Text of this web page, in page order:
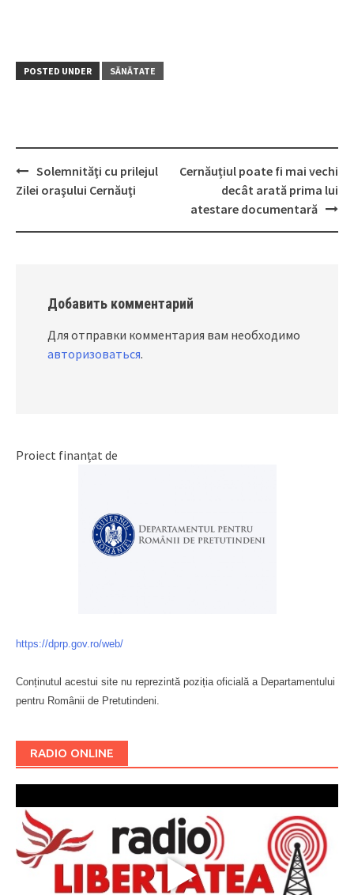
POSTED UNDER SĂNĂTATE
Post
Solemnităţi cu prilejul
Zilei oraşului Cernăuţi
Cernăuțiul poate fi mai vechi
decât arată prima lui
atestare documentară
Добавить комментарий
Для отправки комментария вам необходимо
авторизоваться.
Proiect finanțat de
https://dprp.gov.ro/web/
Conținutul acestui site nu reprezintă poziția oficială a Departamentului
pentru Românii de Pretutindeni.
RADIO ONLINE